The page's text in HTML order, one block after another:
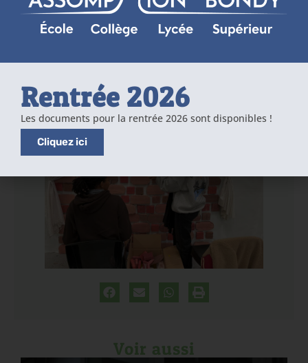
Voir aussi
Rentrée 2026
Les documents pour la rentrée 2026 sont disponibles !
Cliquez ici